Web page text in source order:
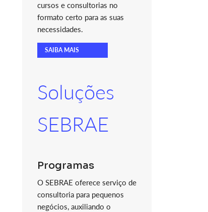
cursos e consultorias no
formato certo para as suas
necessidades.
SAIBA MAIS
Soluções
SEBRAE
Programas
O SEBRAE oferece serviço de
consultoria para pequenos
negócios, auxiliando o